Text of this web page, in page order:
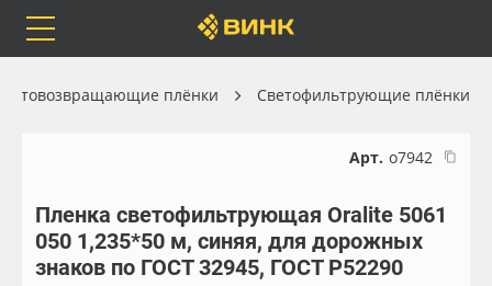
Каталог
Orafol
Весь каталог
Рулонные материалы
плёнки Светофильтрующие плёнки
Арт. о7942
Пленка светофильтрующая Oralite 5061
050 1,235*50 м, синяя, для дорожных
знаков по ГОСТ 32945, ГОСТ Р52290